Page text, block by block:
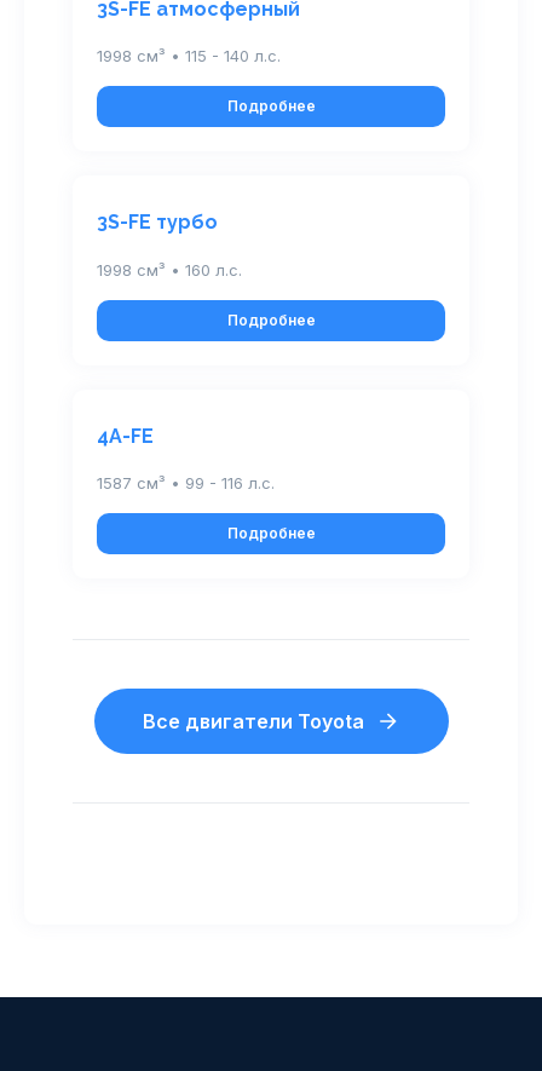
3S-FE атмосферный
1998 см³ • 115 - 140 л.с.
Подробнее
3S-FE турбо
1998 см³ • 160 л.с.
Подробнее
4A-FE
1587 см³ • 99 - 116 л.с.
Подробнее
Все двигатели Toyota